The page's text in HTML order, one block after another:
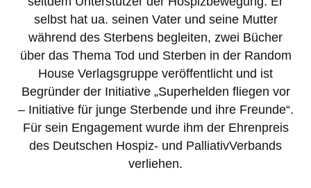
selbst hat ua. seinen Vater und seine Mutter
während des Sterbens begleiten, zwei Bücher
über das Thema Tod und Sterben in der Random
House Verlagsgruppe veröffentlicht und ist
Begründer der Initiative „Superhelden fliegen vor
– Initiative für junge Sterbende und ihre Freunde“.
Für sein Engagement wurde ihm der Ehrenpreis
des Deutschen Hospiz- und PalliativVerbands
verliehen.